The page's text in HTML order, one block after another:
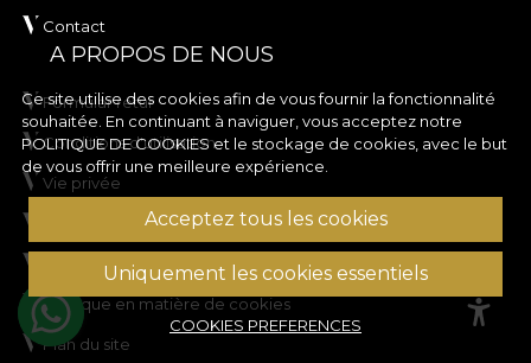
Ce site utilise des cookies afin de vous fournir la fonctionnalité
souhaitée. En continuant à naviguer, vous acceptez notre
POLITIQUE DE COOKIESet le stockage de cookies, avec le but
de vous offrir une meilleure expérience.
Acceptez tous les cookies
Uniquement les cookies essentiels
COOKIES PREFERENCES
Contact
A PROPOS DE NOUS
Formular retur
Conditions d'utilisation
Vie privée
Règles de la campagne de rabais
Règles du concours
Politique en matière de cookies
Plan du site